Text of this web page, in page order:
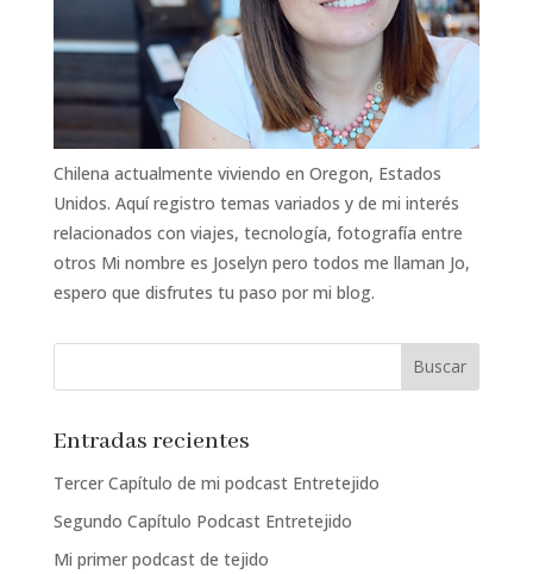
Chilena actualmente viviendo en Oregon, Estados
Unidos. Aquí registro temas variados y de mi interés
relacionados con viajes, tecnología, fotografía entre
otros Mi nombre es Joselyn pero todos me llaman Jo,
espero que disfrutes tu paso por mi blog.
Entradas recientes
Tercer Capítulo de mi podcast Entretejido
Segundo Capítulo Podcast Entretejido
Mi primer podcast de tejido